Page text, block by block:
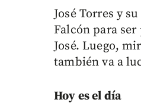
José Torres y
Falcón para ser
José. Luego,
también va a
Hoy es el día